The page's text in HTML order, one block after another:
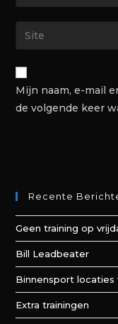
Mijn naam, e-mail
de volgende keer
Recente
Geen training op
Bill Leadbeater
Binnensport
Extra trainingen